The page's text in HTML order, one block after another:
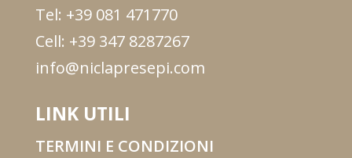
Tel: +39 081 471770
Cell: +39 347 8287267
info@niclapresepi.com
LINK UTILI
TERMINI E CONDIZIONI